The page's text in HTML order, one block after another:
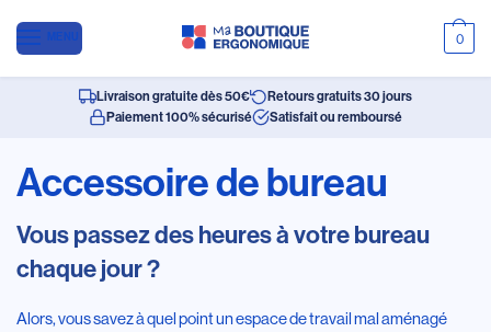
MENU 0
Livraison gratuite dès 50€
Retours gratuits 30 jours
Paiement 100% sécurisé
Satisfait ou remboursé
Accessoire de bureau
Vous passez des heures à votre bureau
chaque jour ?
Alors, vous savez à quel point un espace de travail mal aménagé